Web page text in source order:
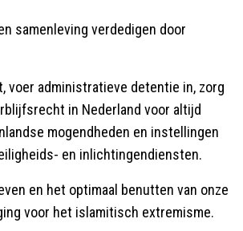
samenleving verdedigen door
voer administratieve detentie in, zorg
in Nederland voor altijd
mogendheden en instellingen
en inlichtingendiensten.
en het optimaal benutten van onze
voor het islamitisch extremisme.